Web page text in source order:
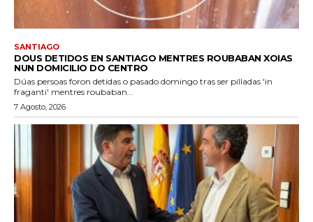
SANTIAGO
DOUS DETIDOS EN SANTIAGO MENTRES ROUBABAN XOIAS
NUN DOMICILIO DO CENTRO
Dúas persoas foron detidas o pasado domingo tras ser pilladas 'in
fraganti' mentres roubaban...
7 Agosto, 2026